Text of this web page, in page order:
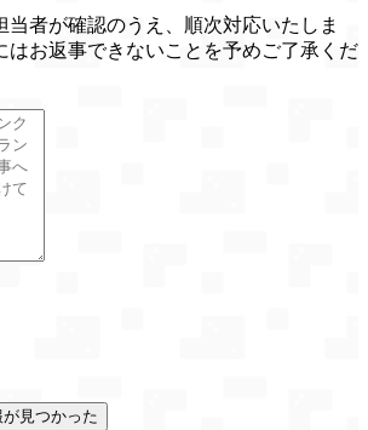
当者が確認のうえ、順次対応いたしま
はお返事できないことを予めご了承くだ
見つかった